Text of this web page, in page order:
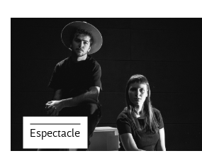
Espectacle